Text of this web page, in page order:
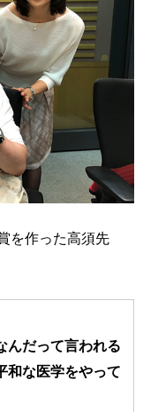
を作った高須先
んだって言われる
和な医学をやって